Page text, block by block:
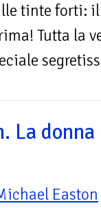
tinte forti:
Tutta la
La donna
Easton